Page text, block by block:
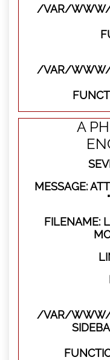
/VAR/WWW/
/VAR/WWW/
A
MESSAGE:
FILENAME:
/VAR/WWW/